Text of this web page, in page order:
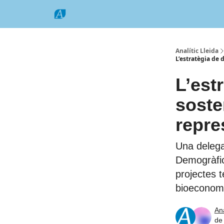
Analític Lleida
L’estratègia de
Una
projectes
de